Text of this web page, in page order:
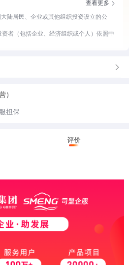
查看更多
陆居民、企业或其他组织投资设立的公
者（包括企业、经济组织或个人）依照中
对于企业的经营地址有严格的监管。可开
业的开票行为进行监管，防止虚开发票等
指年应征增值税销售额未超过规定标准
核算不健全，不能正确核算增值税的销项
税纳税人。
应征增值税销售额超过财政部、国家税务
）
担保
评价